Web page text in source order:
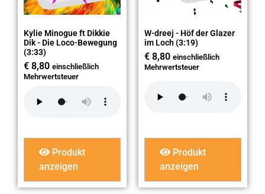
Kylie Minogue ft Dikkie
Dik - Die Loco-Bewegung
(3:33)
€ 8,80 einschließlich
Mehrwertsteuer
Produkt
anzeigen
W-dreej - Höf der Glazer
im Loch (3:19)
€ 8,80 einschließlich
Mehrwertsteuer
Produkt
anzeigen